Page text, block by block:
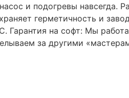
и подогревы навсегда.
герметичность и
Гарантия на софт: Мы
за другими